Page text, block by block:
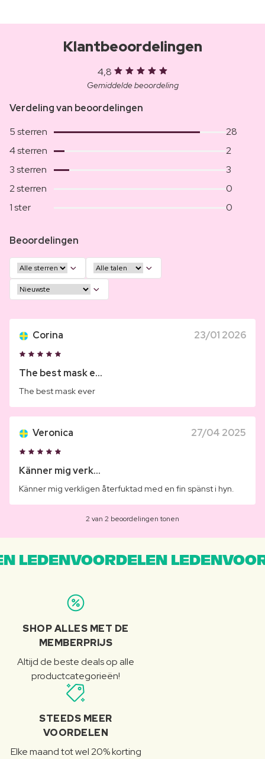
Klantbeoordelingen
4,8
Gemiddelde beoordeling
Verdeling van beoordelingen
5 sterren
28
4 sterren
2
3 sterren
3
2 sterren
0
1 ster
0
Beoordelingen
Corina 23/01 2026
The best mask e...
The best mask ever
Veronica 27/04 2025
Känner mig verk...
Känner mig verkligen återfuktad med en fin spänst i hyn.
2 van 2 beoordelingen tonen
LEDENVOORDELEN
SHOP ALLES MET DE
MEMBERPRIJS
Altijd de beste deals op alle
productcategorieën!
STEEDS MEER
VOORDELEN
Elke maand tot wel 20% korting